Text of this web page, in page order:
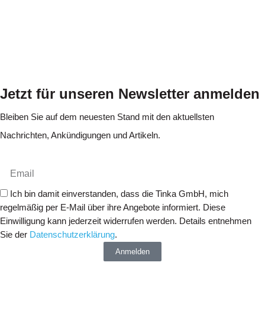
Jetzt für unseren Newsletter anmelden
Bleiben Sie auf dem neuesten Stand mit den aktuellsten
Nachrichten, Ankündigungen und Artikeln.
Ich bin damit einverstanden, dass die Tinka GmbH, mich
regelmäßig per E-Mail über ihre Angebote informiert. Diese
Einwilligung kann jederzeit widerrufen werden. Details entnehmen
Sie der Datenschutzerklärung.
Anmelden